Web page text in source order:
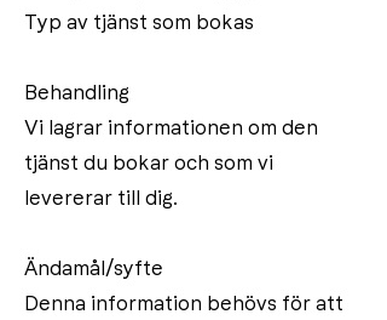
Typ av tjänst som bokas
Behandling
Vi lagrar informationen om den
tjänst du bokar och som vi
levererar till dig.
Ändamål/syfte
Denna information behövs för att